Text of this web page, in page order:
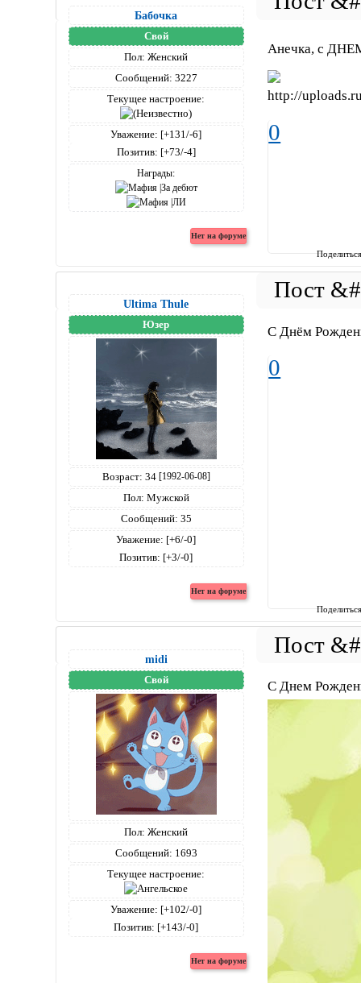
Бабочка
Свой
Пол: Женский
Сообщений: 3227
Текущее настроение:
Уважение: [+131/-6]
Позитив: [+73/-4]
Награды:
Анечка, с
0
Ultima Thule
Юзер
Возраст: 34 [1992-06-08]
Пол: Мужской
Сообщений: 35
Уважение: [+6/-0]
Позитив: [+3/-0]
С Днём
0
midi
Свой
Пол: Женский
Сообщений: 1693
Текущее настроение:
Уважение: [+102/-0]
Позитив: [+143/-0]
С Днем